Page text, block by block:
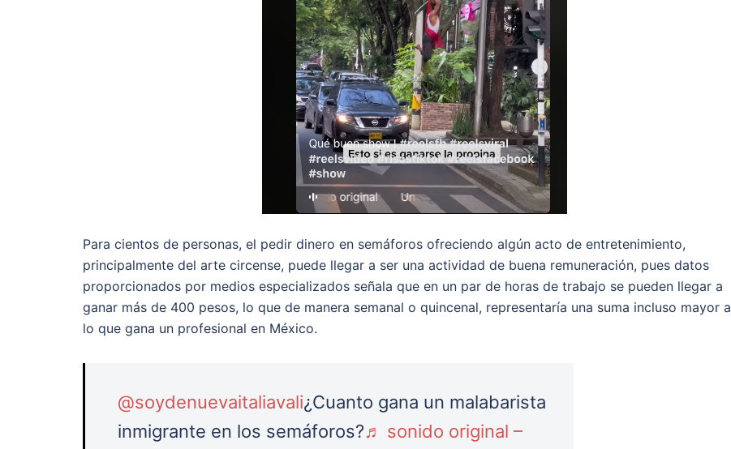
Para cientos de personas, el pedir dinero en semáforos ofreciendo algún acto de entretenimiento,
principalmente del arte circense, puede llegar a ser una actividad de buena remuneración, pues datos
proporcionados por medios especializados señala que en un par de horas de trabajo se pueden llegar a
ganar más de 400 pesos, lo que de manera semanal o quincenal, representaría una suma incluso mayor a
lo que gana un profesional en México.
@soydenuevaitaliavali¿Cuanto gana un malabarista
inmigrante en los semáforos?♬ sonido original –